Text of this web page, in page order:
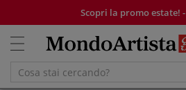
Scopri la promo estate! -